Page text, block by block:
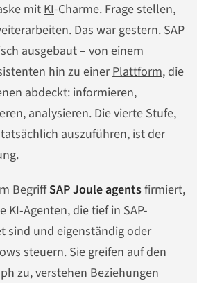
mitKI-Charme. Frage stellen,
Das war gestern. SAP
ausgebaut – von einem
hin zu einerPlattform, die
abdeckt: informieren,
analysieren. Die vierte Stufe,
auszuführen, ist der
BegriffSAP Joule agentsfirmiert,
Agenten, die tief in SAP-
sind und eigenständig oder
steuern. Sie greifen auf den
zu, verstehen Beziehungen